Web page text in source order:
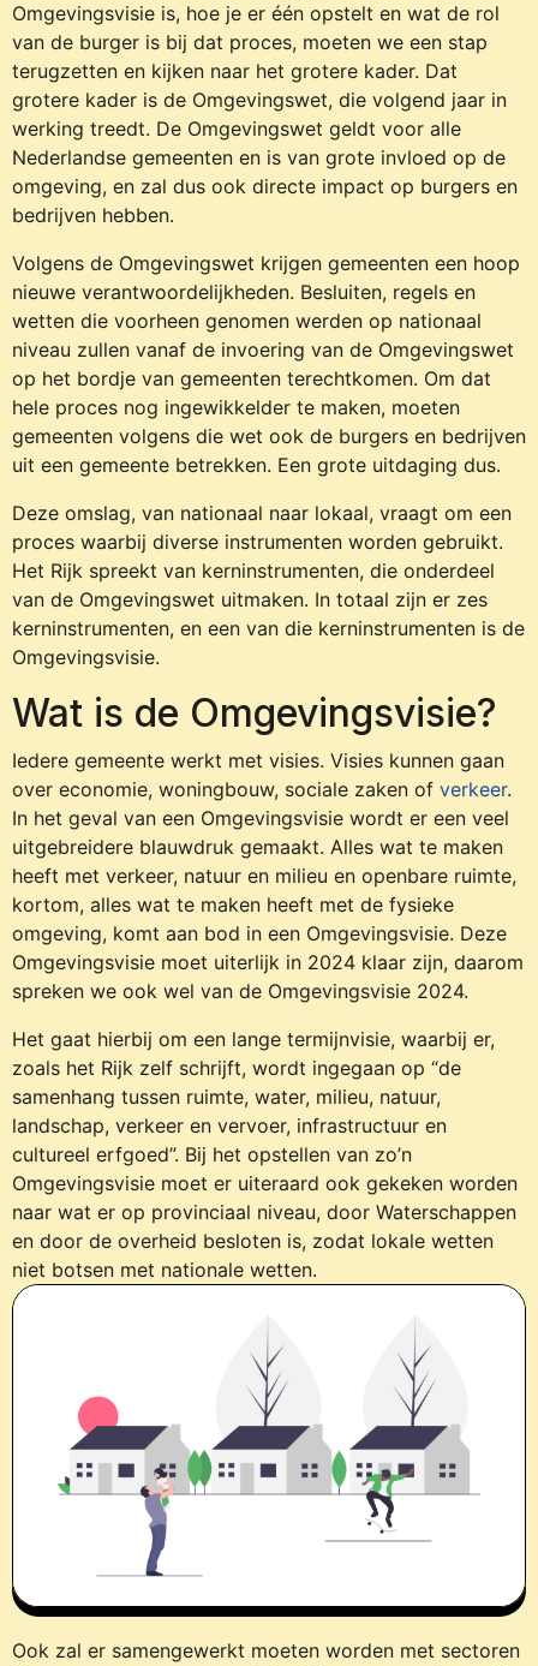
Omgevingsvisie is, hoe je er één opstelt en wat de rol
van de burger is bij dat proces, moeten we een stap
terugzetten en kijken naar het grotere kader. Dat
grotere kader is de Omgevingswet, die volgend jaar in
werking treedt. De Omgevingswet geldt voor alle
Nederlandse gemeenten en is van grote invloed op de
omgeving, en zal dus ook directe impact op burgers en
bedrijven hebben.
Volgens de Omgevingswet krijgen gemeenten een hoop
nieuwe verantwoordelijkheden. Besluiten, regels en
wetten die voorheen genomen werden op nationaal
niveau zullen vanaf de invoering van de Omgevingswet
op het bordje van gemeenten terechtkomen. Om dat
hele proces nog ingewikkelder te maken, moeten
gemeenten volgens die wet ook de burgers en bedrijven
uit een gemeente betrekken. Een grote uitdaging dus.
Deze omslag, van nationaal naar lokaal, vraagt om een
proces waarbij diverse instrumenten worden gebruikt.
Het Rijk spreekt van kerninstrumenten, die onderdeel
van de Omgevingswet uitmaken. In totaal zijn er zes
kerninstrumenten, en een van die kerninstrumenten is de
Omgevingsvisie.
Wat is de Omgevingsvisie?
Iedere gemeente werkt met visies. Visies kunnen gaan
over economie, woningbouw, sociale zaken of verkeer.
In het geval van een Omgevingsvisie wordt er een veel
uitgebreidere blauwdruk gemaakt. Alles wat te maken
heeft met verkeer, natuur en milieu en openbare ruimte,
kortom, alles wat te maken heeft met de fysieke
omgeving, komt aan bod in een Omgevingsvisie. Deze
Omgevingsvisie moet uiterlijk in 2024 klaar zijn, daarom
spreken we ook wel van de Omgevingsvisie 2024.
Het gaat hierbij om een lange termijnvisie, waarbij er,
zoals het Rijk zelf schrijft, wordt ingegaan op “de
samenhang tussen ruimte, water, milieu, natuur,
landschap, verkeer en vervoer, infrastructuur en
cultureel erfgoed”. Bij het opstellen van zo’n
Omgevingsvisie moet er uiteraard ook gekeken worden
naar wat er op provinciaal niveau, door Waterschappen
en door de overheid besloten is, zodat lokale wetten
niet botsen met nationale wetten.
Ook zal er samengewerkt moeten worden met sectoren